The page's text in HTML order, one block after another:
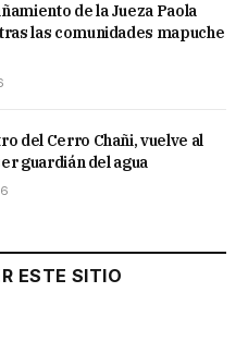
de la Jueza Paola
las comunidades mapuche
del Cerro Chañi, vuelve al
guardián del agua
ESTE SITIO